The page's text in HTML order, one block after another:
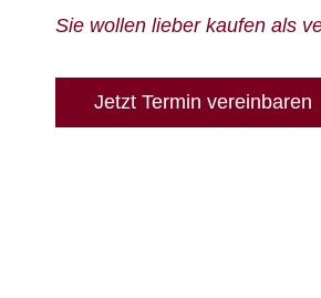
Sie wollen lieber kaufen als
Jetzt Termin vereinbaren